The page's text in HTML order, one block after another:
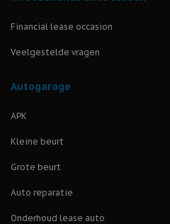
Financial lease occasion
Veelgestelde vragen
Autogarage
APK
Kleine beurt
Grote beurt
Auto reparatie
Onderhoud lease auto